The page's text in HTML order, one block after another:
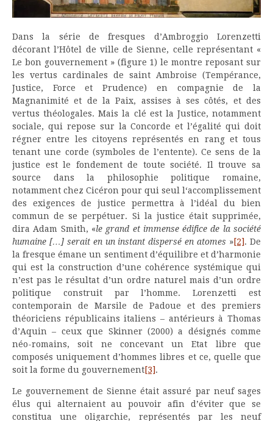
Dans la série de fresques d’Ambroggio Lorenzetti
décorant l’Hôtel de ville de Sienne, celle représentant «
Le bon gouvernement » (figure 1) le montre reposant sur
les vertus cardinales de saint Ambroise (Tempérance,
Justice, Force et Prudence) en compagnie de la
Magnanimité et de la Paix, assises à ses côtés, et des
vertus théologales. Mais la clé est la Justice, notamment
sociale, qui repose sur la Concorde et l’égalité qui doit
régner entre les citoyens représentés en rang et tous
tenant une corde (symboles de l’entente). Ce sens de la
justice est le fondement de toute société. Il trouve sa
source dans la philosophie politique romaine,
notamment chez Cicéron pour qui seul l‘accomplissement
des exigences de justice permettra à l’idéal du bien
commun de se perpétuer. Si la justice était supprimée,
dira Adam Smith, «le grand et immense édifice de la société
humaine […] serait en un instant dispersé en atomes »[2]. De
la fresque émane un sentiment d’équilibre et d’harmonie
qui est la construction d’une cohérence systémique qui
n’est pas le résultat d’un ordre naturel mais d’un ordre
politique construit par l’homme. Lorenzetti est
contemporain de Marsile de Padoue et des premiers
théoriciens républicains italiens – antérieurs à Thomas
d’Aquin – ceux que Skinner (2000) a désignés comme
néo-romains, soit ne concevant un Etat libre que
composés uniquement d’hommes libres et ce, quelle que
soit la forme du gouvernement[3].
Le gouvernement de Sienne était assuré par neuf sages
élus qui alternaient au pouvoir afin d’éviter que se
constitua une oligarchie, représentés par les neuf